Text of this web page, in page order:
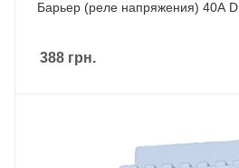
Барьер (реле напряжения) 40А
388 грн.